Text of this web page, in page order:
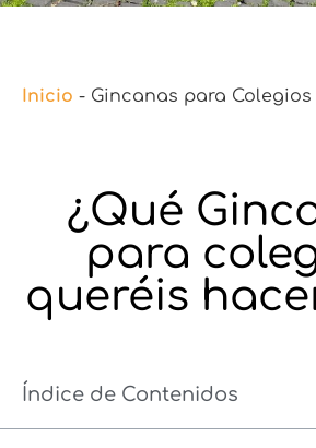
Inicio - Gincanas para Colegios
¿Qué
para
queréis
Índice de Contenidos